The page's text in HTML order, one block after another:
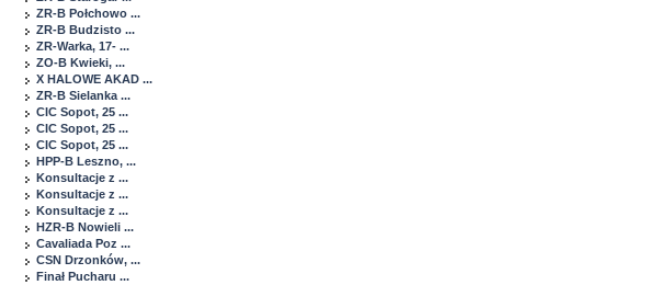
ZR-B Połchowo ...
ZR-B Budzisto ...
ZR-Warka, 17- ...
ZO-B Kwieki, ...
X HALOWE AKAD ...
ZR-B Sielanka ...
CIC Sopot, 25 ...
CIC Sopot, 25 ...
CIC Sopot, 25 ...
HPP-B Leszno, ...
Konsultacje z ...
Konsultacje z ...
Konsultacje z ...
HZR-B Nowieli ...
Cavaliada Poz ...
CSN Drzonków, ...
Finał Pucharu ...